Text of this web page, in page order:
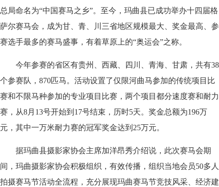
总局命名为“中国赛马之乡”。至今，玛曲县已成功举办十四届格
萨尔赛马会，成为甘、青、川三省地区规模最大、奖金最高、参
赛选手最多的赛马盛事，有着草原上的“奥运会”之称。
今年参赛的省区有贵州、西藏、四川、青海、甘肃，共有38
个参赛队，870匹马。活动设置了仅限河曲马参加的传统项目比
赛和不限马种参加的专业项目比赛，两个项目都分速度赛和耐力
赛，从8月13号开始到17号结束，历时5天。奖金总额为196万
元，其中一万米耐力赛的冠军奖金达到25万元。
据玛曲县摄影家协会主席加洋昂秀介绍说，此次赛马会期
间，玛曲摄影家协会积极组织，有效传播，组织当地会员50多人
拍摄赛马节活动全流程，充分展现玛曲赛马节竞技风采、经济建